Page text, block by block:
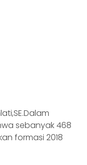
sebanyak 468
formasi 2018